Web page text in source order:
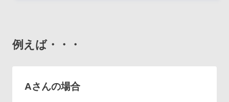
例えば・・・
Aさんの場合